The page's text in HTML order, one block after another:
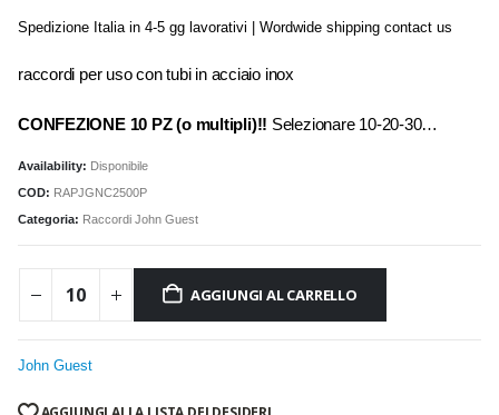
Spedizione Italia in 4-5 gg lavorativi | Wordwide shipping contact us
raccordi per uso con tubi in acciaio inox
CONFEZIONE 10 PZ (o multipli)!! Selezionare 10-20-30…
Availability: Disponibile
COD: RAPJGNC2500P
Categoria: Raccordi John Guest
AGGIUNGI AL CARRELLO
John Guest